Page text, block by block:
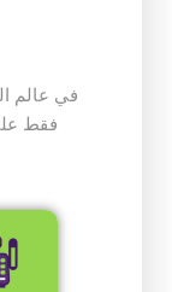
في عالم
فقط